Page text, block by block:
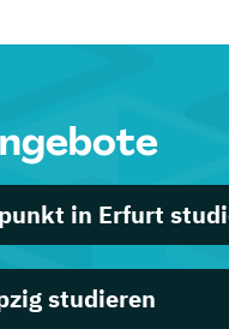
in Erfurt
studieren